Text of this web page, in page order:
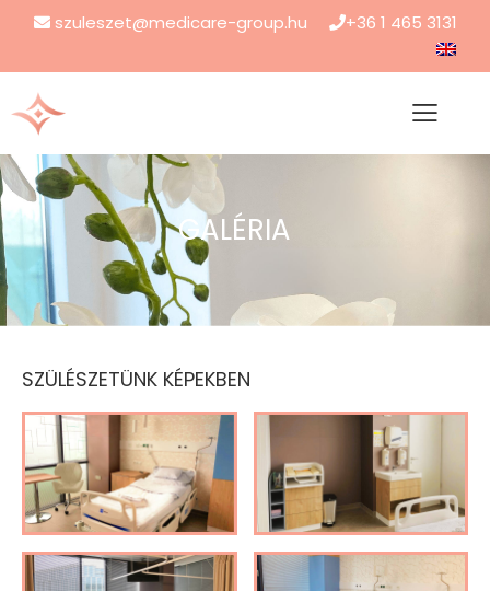
szuleszet@medicare-group.hu +36 1 465 3131
GALÉRIA
SZÜLÉSZETÜNK KÉPEKBEN